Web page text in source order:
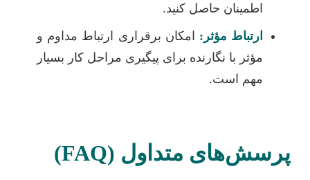
اطمینان حاصل کنید.
ارتباط مؤثر: امکان برقراری ارتباط مداوم و
مؤثر با نگارنده برای پیگیری مراحل کار بسیار
مهم است.
پرسش‌های متداول (FAQ)